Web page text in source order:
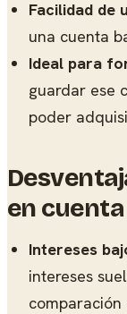
Facilidad de
una cuenta
Ideal para
guardar ese
poder
en cuenta
Intereses
intereses